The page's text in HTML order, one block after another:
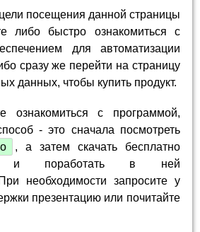
посещения данной страницы
либо быстро ознакомиться с
для автоматизации
сразу же перейти на страницу
данных, чтобы купить продукт.
ознакомиться с программой,
- это сначала посмотреть
, а затем скачать бесплатно
поработать в ней
необходимости запросите у
презентацию или почитайте